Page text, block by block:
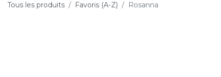
Tous les produits Favoris (A-Z) Rosanna